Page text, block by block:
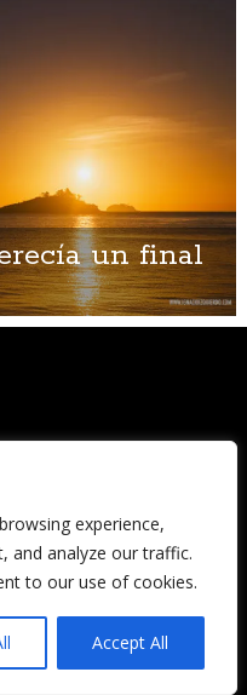
experience,
and analyze our traffic.
to our use of cookies.
Accept All
un final
hora de asentar la
un blog de Ignacio